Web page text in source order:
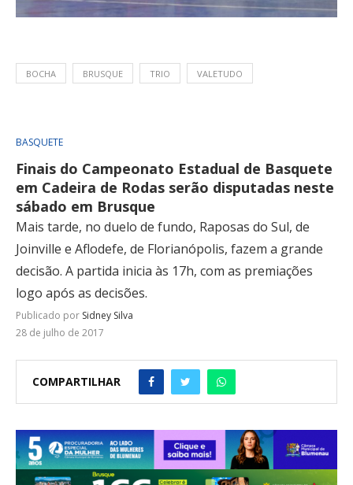
BOCHA BRUSQUE TRIO VALETUDO
BASQUETE
Finais do Campeonato Estadual de Basquete
em Cadeira de Rodas serão disputadas neste
sábado em Brusque
Mais tarde, no duelo de fundo, Raposas do Sul, de
Joinville e Aflodefe, de Florianópolis, fazem a grande
decisão. A partida inicia às 17h, com as premiações
logo após as decisões.
Publicado por Sidney Silva
28 de julho de 2017
COMPARTILHAR